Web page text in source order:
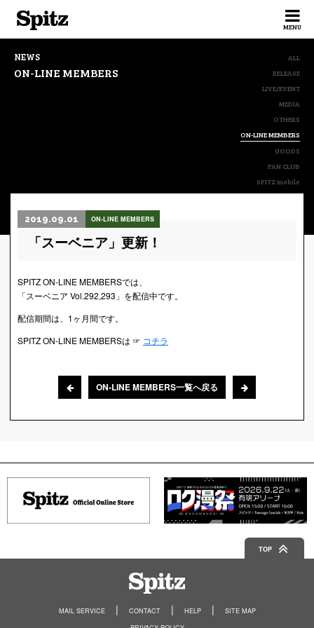
MENU
NEWS
ON-LINE MEMBERS
ALL
RELEASE
LIVE/EVENT
MEDIA
OTHERS
ON-LINE MEMBERS
GOODS
FAN CLUB
SPITZ mobile
2019.09.01 ON-LINE MEMBERS
「スーベニア」更新！
SPITZ ON-LINE MEMBERSでは、
「スーベニア Vol.292,293」を配信中です。
配信期間は、1ヶ月間です。
SPITZ ON-LINE MEMBERSは ☞ コチラ
ON-LINE MEMBERS一覧へ戻る
TOP
MAIL SERVICE CONTACT HELP
SITE MAP